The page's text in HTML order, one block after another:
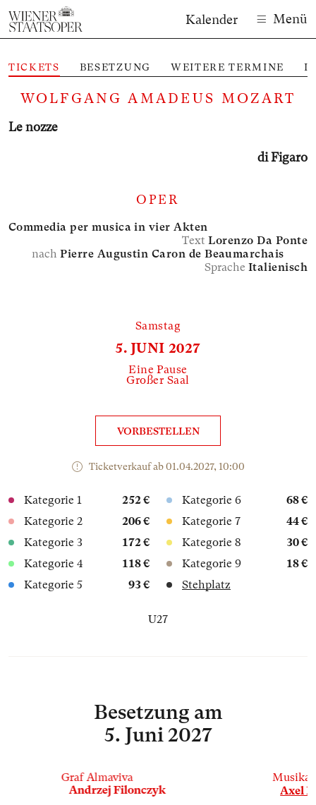
Kalender Menü
TICKETS BESETZUNG WEITERE TERMINE
WOLFGANG AMADEUS MOZART
Le nozze
di Figaro
OPER
Commedia per musica in vier Akten
TextLorenzo Da Ponte
nachPierre Augustin Caron de Beaumarchais
Sprache Italienisch
Samstag
5. JUNI 2027
Eine Pause
Großer Saal
VORBESTELLEN
Ticketverkauf ab 01.04.2027, 10:00
Kategorie 1
252 €
Kategorie 2
206 €
Kategorie 3
172 €
Kategorie 4
118 €
Kategorie 5
93 €
Kategorie 6
68 €
Kategorie 7
44 €
Kategorie 8
30 €
Kategorie 9
18 €
Stehplatz
U27
Besetzung am
5. Juni 2027
Graf Almaviva
Andrzej Filonczyk
Axel